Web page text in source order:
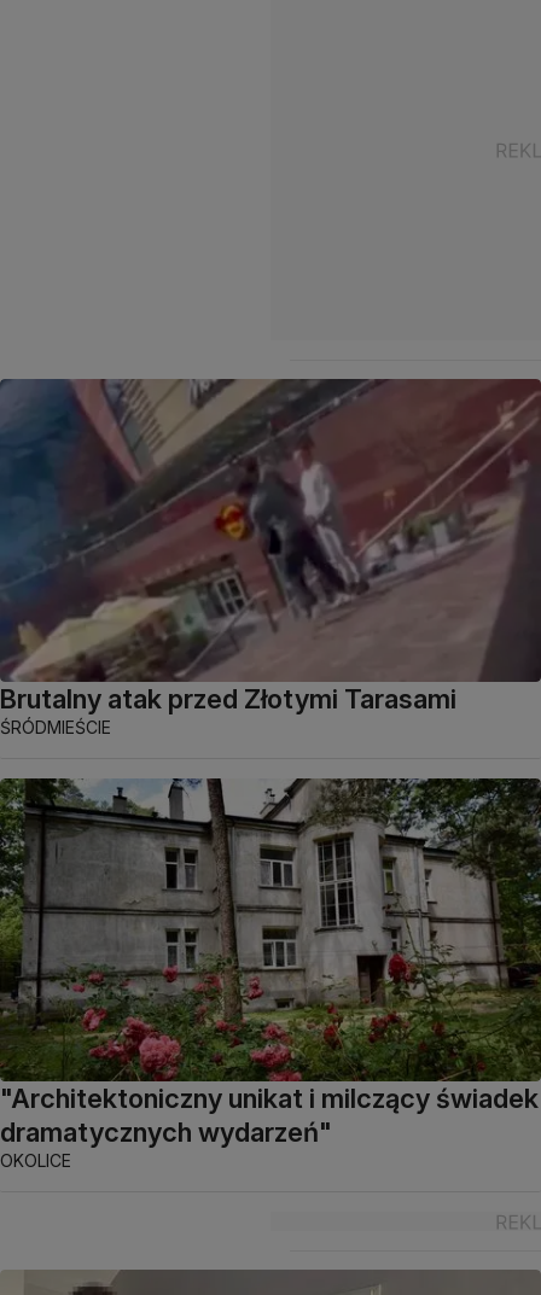
Brutalny atak przed Złotymi Tarasami
ŚRÓDMIEŚCIE
"Architektoniczny unikat i milczący świadek
dramatycznych wydarzeń"
OKOLICE